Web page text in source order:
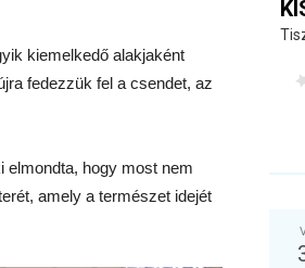
kiemelkedő alakjaként
fedezzük fel a csendet, az
hogy most nem
amely a természet idejét